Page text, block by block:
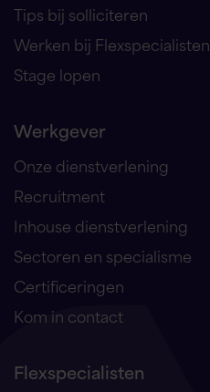
Tips bij solliciteren
Werken bij Flexspecialisten
Stage lopen
Werkgever
Onze dienstverlening
Recruitment
Inhouse dienstverlening
Sectoren en specialisme
Certificeringen
Kom in contact
Flexspecialisten